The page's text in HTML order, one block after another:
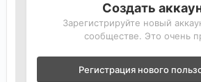
Создать
Зарегистрируйте новый
сообществе. Это очень
Регистрация нового